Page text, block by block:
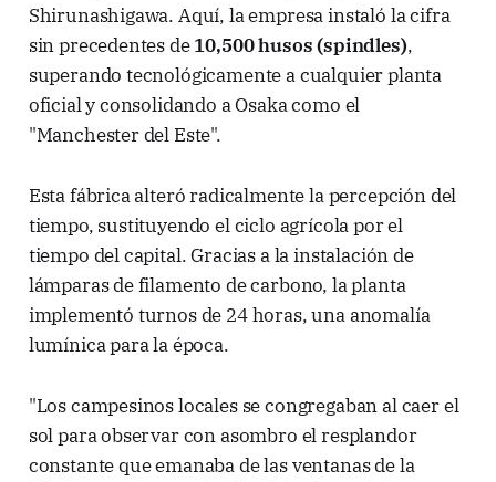
Shirunashigawa. Aquí, la empresa instaló la cifra
sin precedentes de10,500 husos (spindles),
superando tecnológicamente a cualquier planta
oficial y consolidando a Osaka como el
"Manchester del Este".
Esta fábrica alteró radicalmente la percepción del
tiempo, sustituyendo el ciclo agrícola por el
tiempo del capital. Gracias a la instalación de
lámparas de filamento de carbono, la planta
implementó turnos de 24 horas, una anomalía
lumínica para la época.
"Los campesinos locales se congregaban al caer el
sol para observar con asombro el resplandor
constante que emanaba de las ventanas de la